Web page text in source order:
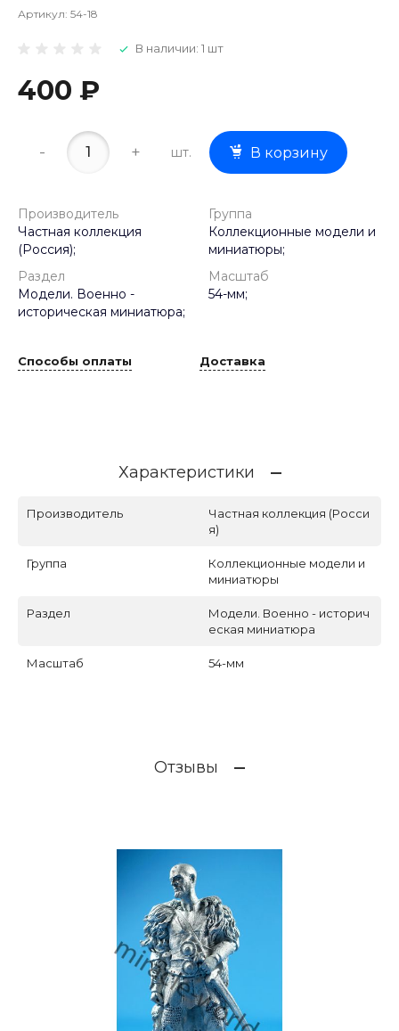
Артикул: 54-18
В наличии: 1 шт
400 ₽
- + шт. В корзину
Производитель
Частная коллекция
(Россия);
Группа
Коллекционные модели и
миниатюры;
Раздел
Модели. Военно -
историческая миниатюра;
Масштаб
54-мм;
Способы оплаты Доставка
Характеристики
Производитель
Частная коллекция (Росси
я)
Группа
Коллекционные модели и
миниатюры
Раздел
Модели. Военно - историч
еская миниатюра
Масштаб 54-мм
Отзывы